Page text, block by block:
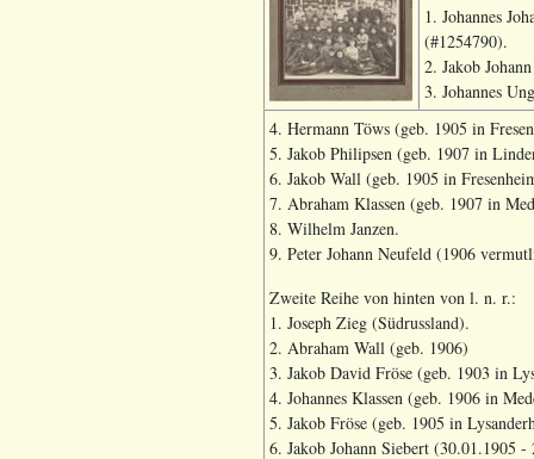
1. Johannes
(#1254790).
2. Jakob
3. Johannes
4. Hermann Töws (geb. 1905 in
5. Jakob Philipsen (geb. 1907 in
6. Jakob Wall (geb. 1905 in
7. Abraham Klassen (geb. 1907 in
8. Wilhelm Janzen.
9. Peter Johann Neufeld (1906
Zweite Reihe von hinten von l. n. r.:
1. Joseph Zieg (Südrussland).
2. Abraham Wall (geb. 1906)
3. Jakob David Fröse (geb. 1903 in
4. Johannes Klassen (geb. 1906 in
5. Jakob Fröse (geb. 1905 in
6. Jakob Johann Siebert (30.01.1905